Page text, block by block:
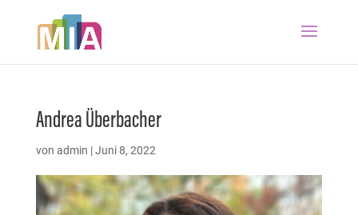
Andrea Überbacher
von admin |Juni 8, 2022